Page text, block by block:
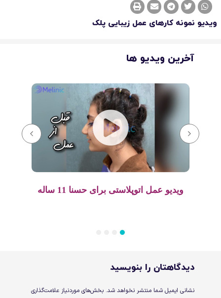
ویدیو نمونه کارهای عمل زیبایی پلک
آخرین ویدیو ها
ویدیو عمل اتوپلاستی برای حسنا 11 ساله
دیدگاهتان را بنویسید
نشانی ایمیل شما منتشر نخواهد شد. بخش‌های موردنیاز علامت‌گذاری